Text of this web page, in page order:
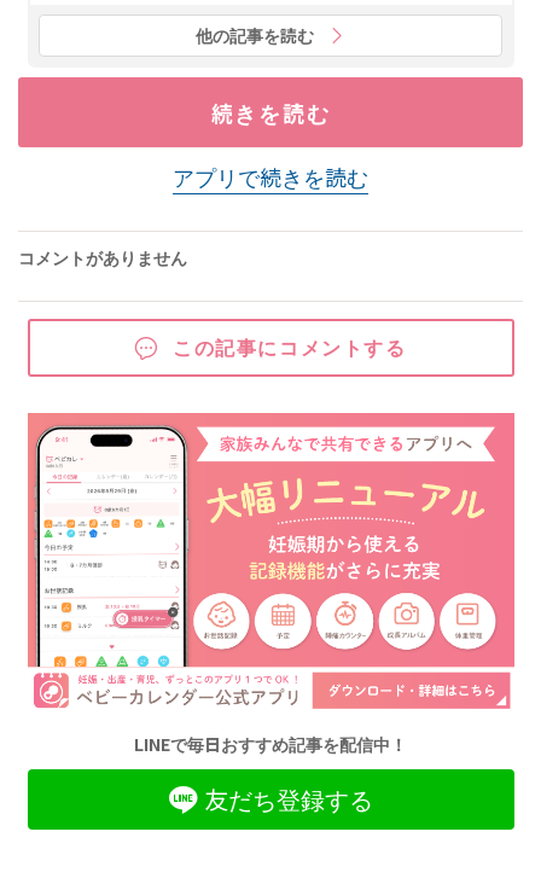
他の記事を読む
続きを読む
アプリで続きを読む
コメントがありません
この記事にコメントする
LINEで毎日おすすめ記事を配信中！
友だち登録する